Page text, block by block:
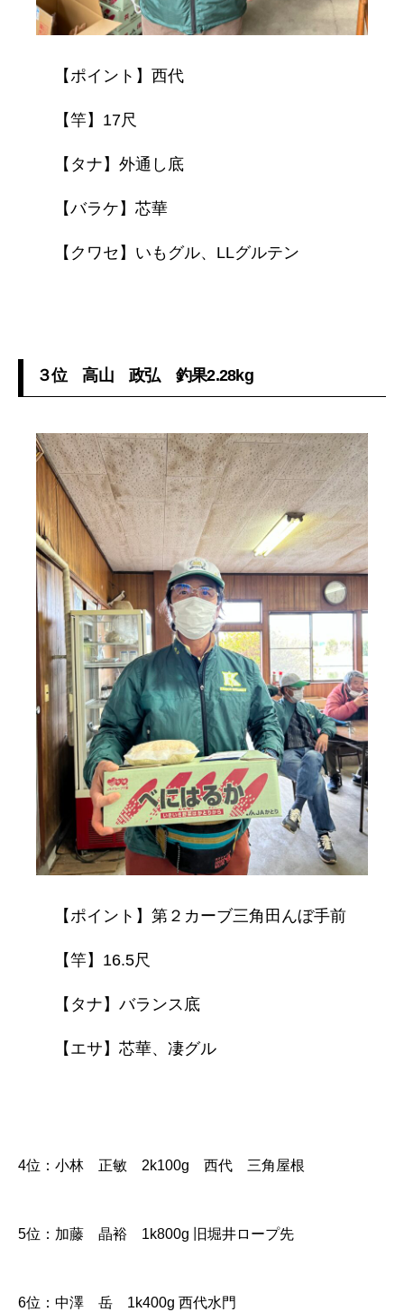
【ポイント】西代
【竿】17尺
【タナ】外通し底
【バラケ】芯華
【クワセ】いもグル、LLグルテン
３位 高山 政弘 釣果2.28kg
【ポイント】第２カーブ三角田んぼ手前
【竿】16.5尺
【タナ】バランス底
【エサ】芯華、凄グル
4位：小林 正敏 2k100g 西代 三角屋根
5位：加藤 晶裕 1k800g 旧堀井ロープ先
6位：中澤 岳 1k400g 西代水門